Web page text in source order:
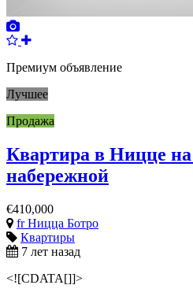
Премиум объявление
Лучшее
Продажа
Квартира в Ницце
набережной
€410,000
fr Ницца Ботро
Квартиры
7 лет назад
<![CDATA[]]>